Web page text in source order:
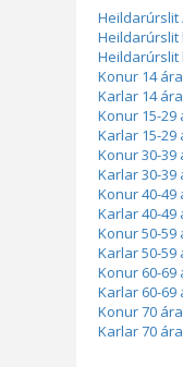
Heildarúrslit
Heildarúrslit
Heildarúrslit
Konur 14
Karlar 14
Konur 15-29
Karlar 15-29
Konur 30-39
Karlar 30-39
Konur 40-49
Karlar 40-49
Konur 50-59
Karlar 50-59
Konur 60-69
Karlar 60-69
Konur 70
Karlar 70